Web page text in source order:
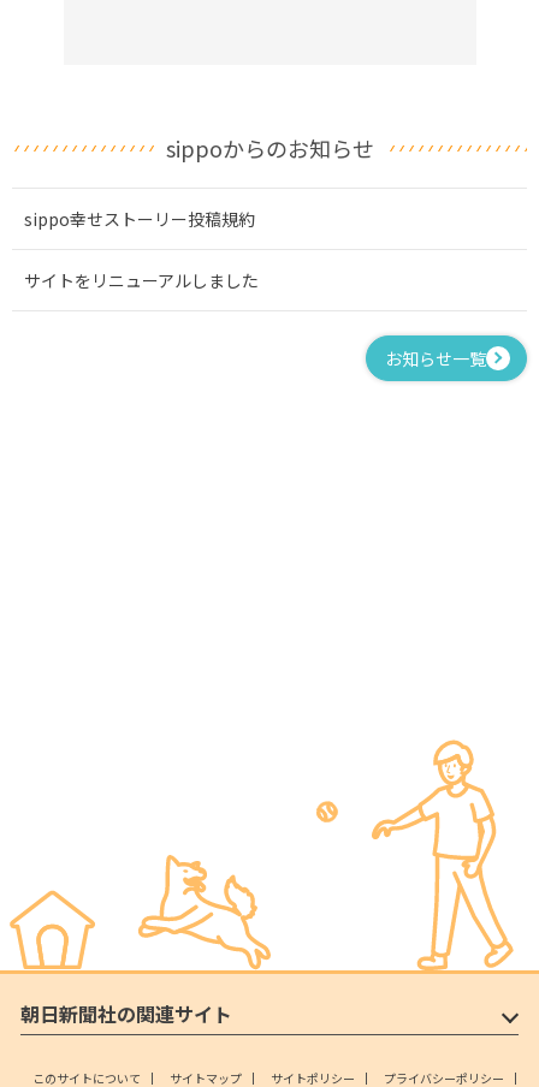
sippoからのお知らせ
sippo幸せストーリー投稿規約
サイトをリニューアルしました
お知らせ一覧
朝日新聞社の関連サイト
このサイトについて サイトマップ サイトポリシー プライバシーポリシー